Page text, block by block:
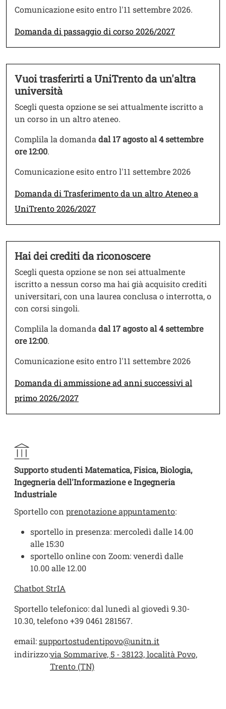
Comunicazione esito entro l'11 settembre 2026.
Link
Domanda di passaggio di corso 2026/2027
Testo
Vuoi trasferirti a UniTrento da un'altra
università
Scegli questa opzione se sei attualmente iscritto a
un corso in un altro ateneo.
Complila la domandadal 17 agosto al 4 settembre
ore 12:00.
Comunicazione esito entro l'11 settembre 2026
Link
Domanda di Trasferimento da un altro Ateneo a
UniTrento 2026/2027
Testo
Hai dei crediti da riconoscere
Scegli questa opzione se non sei attualmente
iscritto a nessun corso ma hai già acquisito crediti
universitari, con una laurea conclusa o interrotta, o
con corsi singoli.
Complila la domandadal 17 agosto al 4 settembre
ore 12:00.
Comunicazione esito entro l'11 settembre 2026
Link
Domanda di ammissione ad anni successivi al
primo 2026/2027
Supporto studenti Matematica, Fisica, Biologia,
Ingegneria dell'Informazione e Ingegneria
Industriale
Sportello con prenotazione appuntamento:
sportello in presenza: mercoledì dalle 14.00
alle 15:30
sportello online con Zoom: venerdì dalle
10.00 alle 12.00
Chatbot StrIA
Sportello telefonico: dal lunedì al giovedì 9.30-
10.30, telefono +39 0461 281567.
email:supportostudentipovo@unitn.it
indirizzo:via Sommarive, 5 - 38123, località Povo,
Trento (TN)